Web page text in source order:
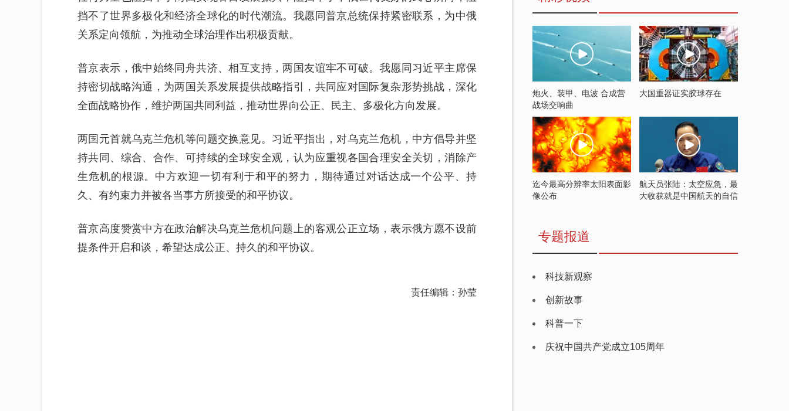
挡不了世界多极化和经济全球化的时代潮流。我愿同普京总统保持紧密联系，为中俄
关系定向领航，为推动全球治理作出积极贡献。
普京表示，俄中始终同舟共济、相互支持，两国友谊牢不可破。我愿同习近平主席保
持密切战略沟通，为两国关系发展提供战略指引，共同应对国际复杂形势挑战，深化
全面战略协作，维护两国共同利益，推动世界向公正、民主、多极化方向发展。
两国元首就乌克兰危机等问题交换意见。习近平指出，对乌克兰危机，中方倡导并坚
持共同、综合、合作、可持续的全球安全观，认为应重视各国合理安全关切，消除产
生危机的根源。中方欢迎一切有利于和平的努力，期待通过对话达成一个公平、持
久、有约束力并被各当事方所接受的和平协议。
普京高度赞赏中方在政治解决乌克兰危机问题上的客观公正立场，表示俄方愿不设前
提条件开启和谈，希望达成公正、持久的和平协议。
责任编辑：孙莹
炮火、装甲、电波 合成营
战场交响曲
大国重器证实胶球存在
迄今最高分辨率太阳表面影
像公布
航天员张陆：太空应急，最
大收获就是中国航天的自信
专题报道
科技新观察
创新故事
科普一下
庆祝中国共产党成立105周年